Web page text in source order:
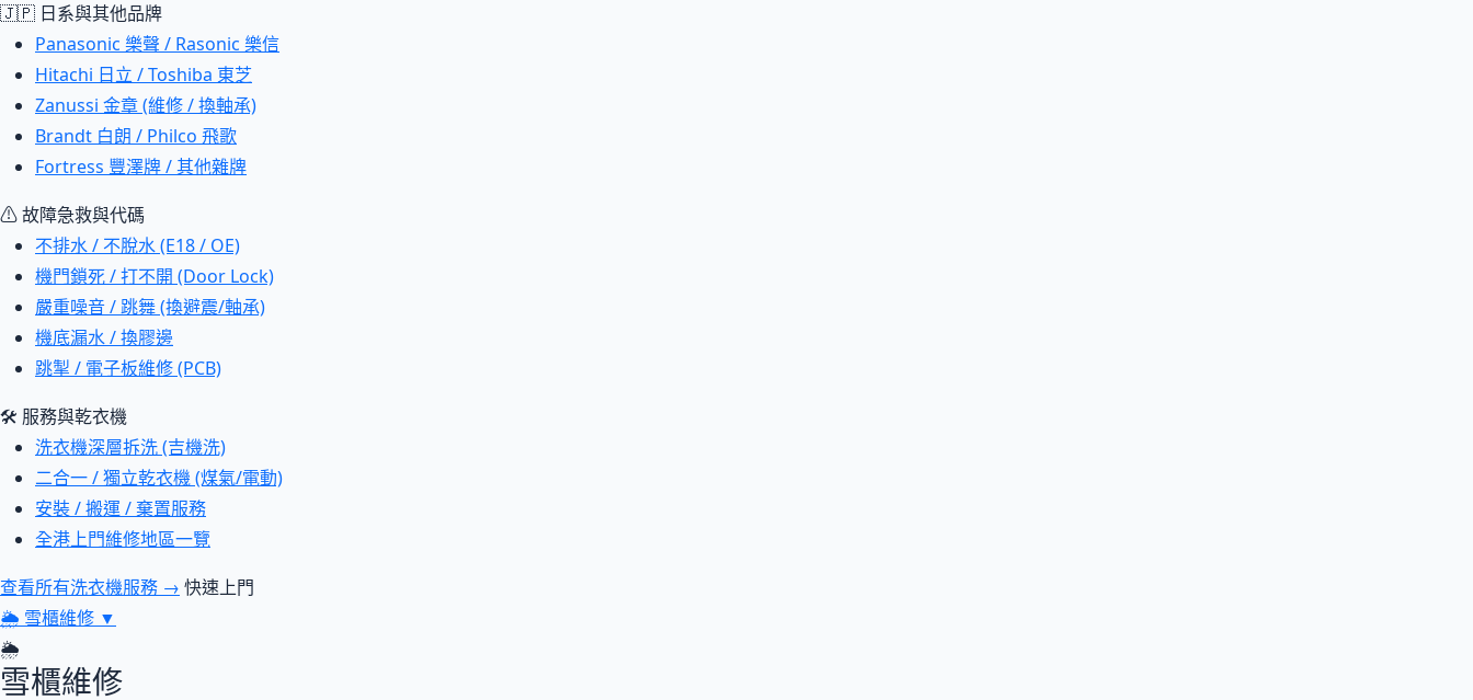
🇯🇵 日系與其他品牌
Panasonic 樂聲 / Rasonic 樂信
Hitachi 日立 / Toshiba 東芝
Zanussi 金章 (維修 / 換軸承)
Brandt 白朗 / Philco 飛歌
Fortress 豐澤牌 / 其他雜牌
⚠ 故障急救與代碼
不排水 / 不脫水 (E18 / OE)
機門鎖死 / 打不開 (Door Lock)
嚴重噪音 / 跳舞 (換避震/軸承)
機底漏水 / 換膠邊
跳掣 / 電子板維修 (PCB)
🛠 服務與乾衣機
洗衣機深層拆洗 (吉機洗)
二合一 / 獨立乾衣機 (煤氣/電動)
安裝 / 搬運 / 棄置服務
全港上門維修地區一覽
查看所有洗衣機服務 → 快速上門
🌦 雪櫃維修 ▼
🌦
雪櫃維修